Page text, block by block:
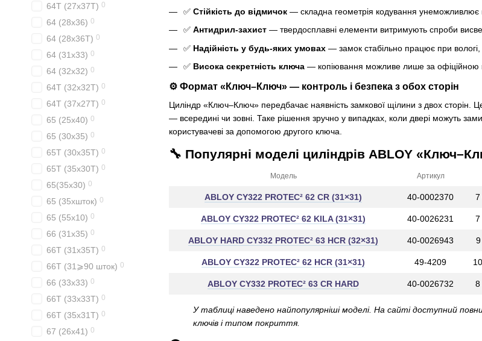
✅ Стійкість до відмичок — складна геометрія кодування унеможливлює
✅ Антидрил-захист — твердосплавні елементи витримують спроби
✅ Надійність у будь-яких умовах — замок стабільно працює при вологі,
✅ Висока секретність ключа — копіювання можливе лише за офіційною
⚙️ Формат «Ключ–Ключ» — контроль і безпека з обох сторін
Циліндр «Ключ–Ключ» передбачає наявність замкової щілини з двох сторін.
— всередині чи зовні. Таке рішення зручно у випадках, коли двері можуть
користувачеві за допомогою другого ключа.
🔧 Популярні моделі циліндрів ABLOY
Модель Артикул
ABLOY CY322 PROTEC² 62 CR (31×31) 40-0002370 7
ABLOY CY322 PROTEC² 62 KILA (31×31) 40-0026231 7
ABLOY HARD CY332 PROTEC² 63 HCR (32×31) 40-0026943 9
ABLOY CY322 PROTEC² 62 HCR (31×31) 49-4209
ABLOY CY332 PROTEC² 63 CR HARD 40-0026732 8
У таблиці наведено найпопулярніші моделі. На сайті доступний
ключів і типом покриття.
64T (27x37T) 0
64 (28x36) 0
64 (28x36T) 0
64 (31x33) 0
64 (32x32) 0
64T (32x32T) 0
64T (37x27T) 0
65 (25x40) 0
65 (30x35) 0
65T (30x35T) 0
65T (35x30T) 0
65(35х30) 0
65 (35xшток) 0
65 (55x10) 0
66 (31x35) 0
66T (31x35T) 0
66T (31⩾90 шток) 0
66 (33x33) 0
66T (33x33T) 0
66T (35x31T) 0
67 (26x41) 0